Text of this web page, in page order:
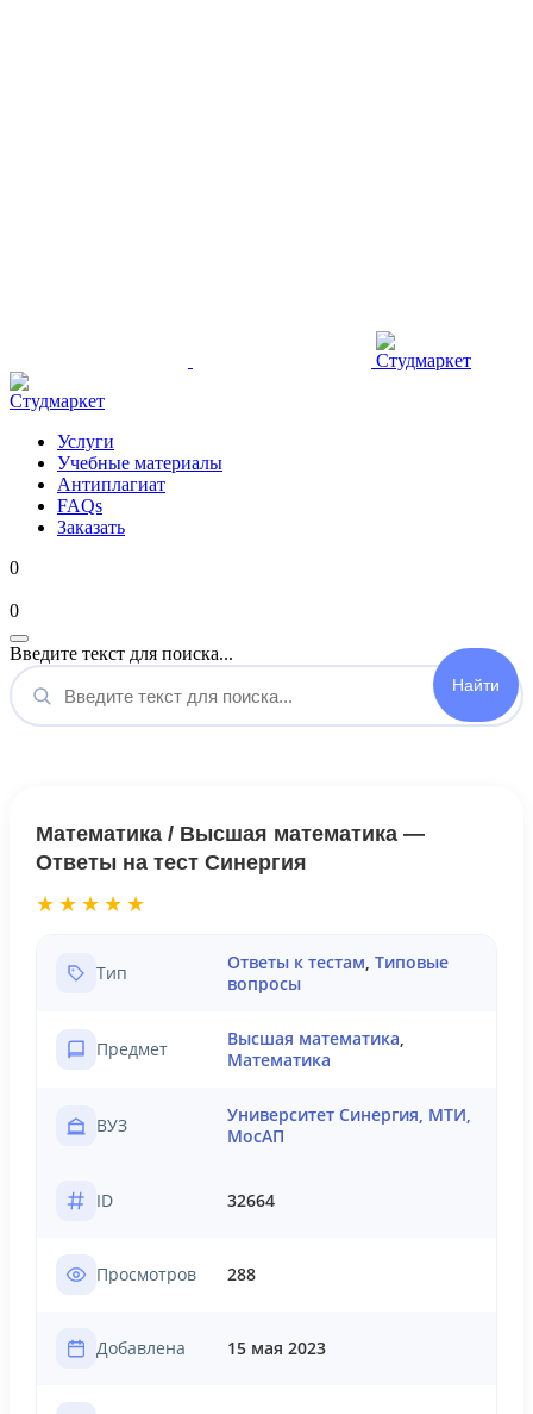
Услуги
Учебные материалы
Антиплагиат
FAQs
Заказать
0
0
Введите текст для поиска...
Математика / Высшая математика —
Ответы на тест Синергия
★★★★★
Тип Ответы к тестам, Типовые
вопросы
Предмет Высшая математика,
Математика
ВУЗ
Университет Синергия, МТИ,
МосАП
ID 32664
Просмотров 288
Добавлена 15 мая 2023